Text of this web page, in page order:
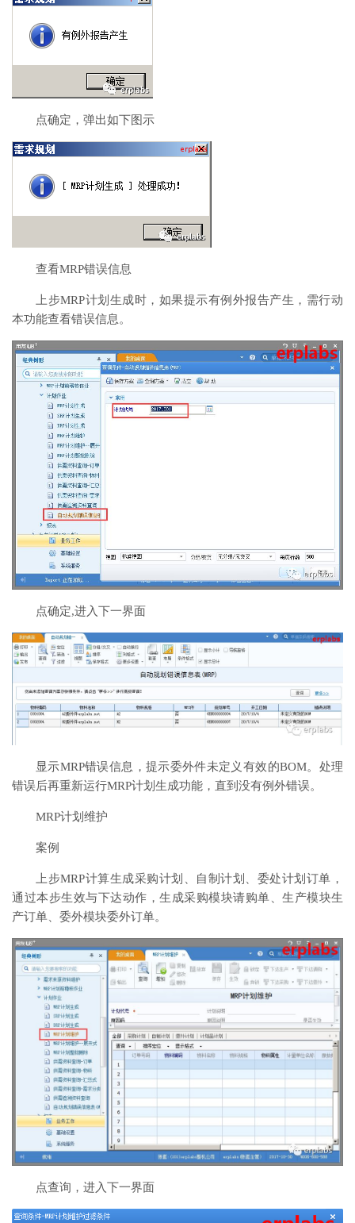
点确定，弹出如下图示
查看MRP错误信息
上步MRP计划生成时，如果提示有例外报告产生，需行动
本功能查看错误信息。
点确定,进入下一界面
显示MRP错误信息，提示委外件未定义有效的BOM。处理
错误后再重新运行MRP计划生成功能，直到没有例外错误。
MRP计划维护
案例
上步MRP计算生成采购计划、自制计划、委处计划订单，
通过本步生效与下达动作，生成采购模块请购单、生产模块生
产订单、委外模块委外订单。
点查询，进入下一界面